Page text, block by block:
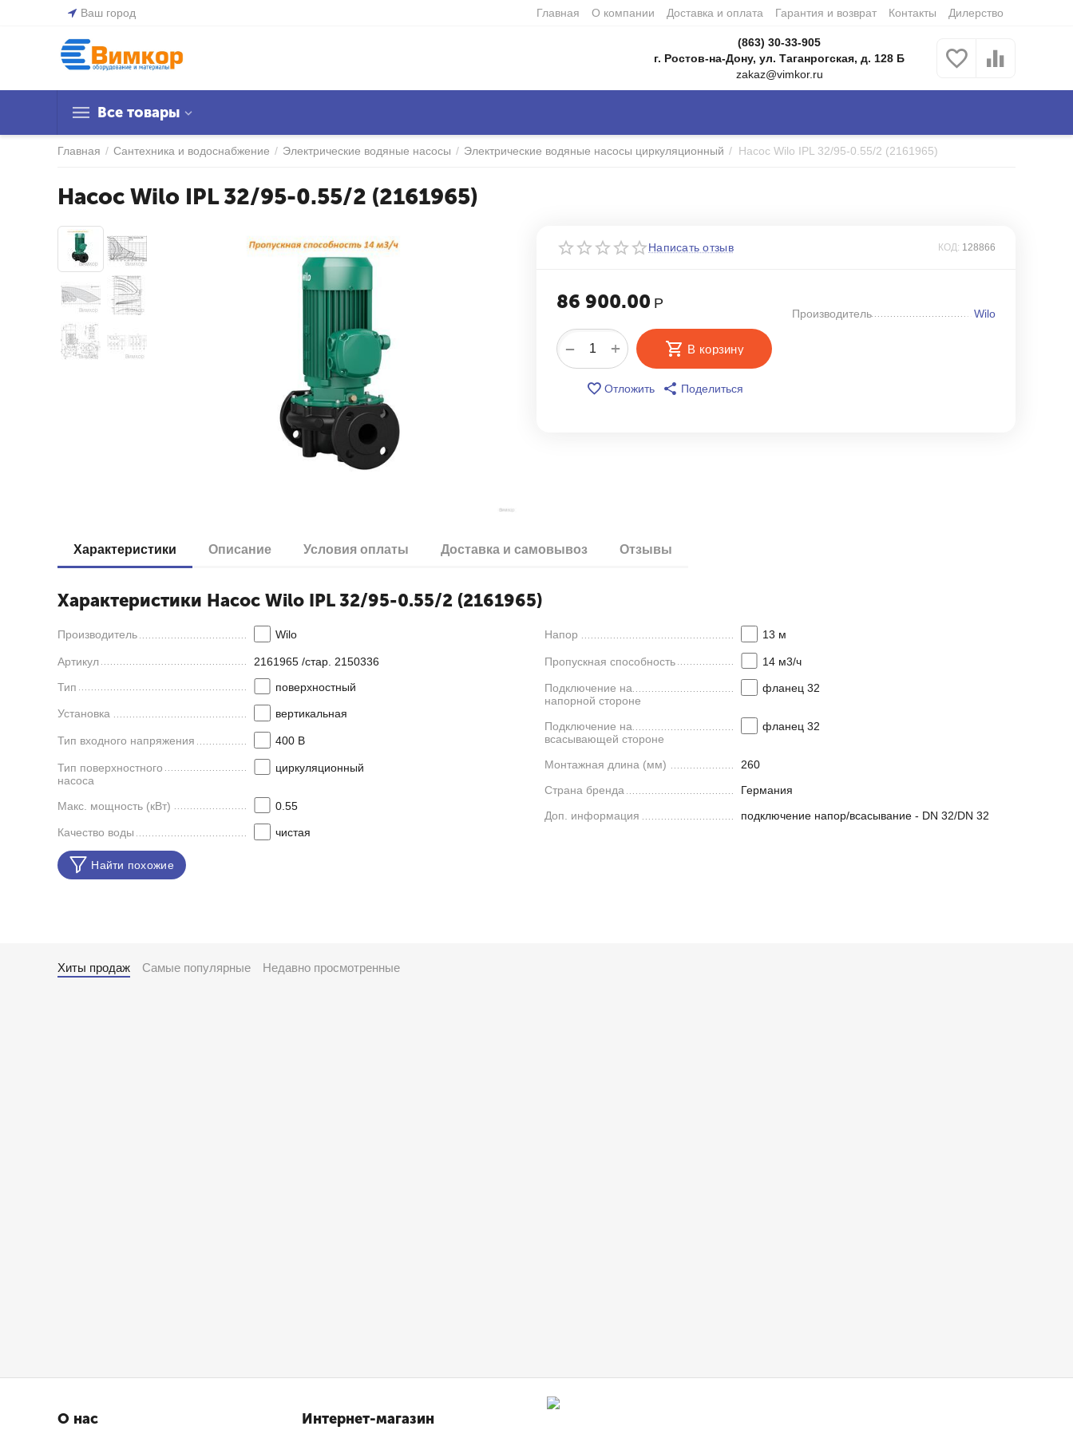
Ваш город Главная О компании Доставка и оплата Гарантия и возврат Контакты Дилерство
(863) 30-33-905
г. Ростов-на-Дону, ул. Таганрогская, д. 128 Б
zakaz@vimkor.ru
Все товары
Главная / Сантехника и водоснабжение / Электрические водяные насосы / Электрические водяные насосы циркуляционный / Насос Wilo IPL 32/95-0.55/2 (2161965)
Насос Wilo IPL 32/95-0.55/2 (2161965)
Написать отзыв КОД: 128866
86 900.00 Р
+
− В корзину
Отложить Поделиться
Производитель Wilo
Характеристики Описание Условия оплаты Доставка и самовывоз Отзывы
Характеристики Насос Wilo IPL 32/95-0.55/2 (2161965)
Производитель Wilo
Артикул
2161965 /стар. 2150336
Тип
поверхностный
Установка вертикальная
Тип входного напряжения 400 В
Тип поверхностного
насоса
циркуляционный
Макс. мощность (кВт) 0.55
Качество воды чистая
Напор 13 м
Пропускная способность 14 м3/ч
Подключение на
напорной стороне
фланец 32
Подключение на
всасывающей стороне
фланец 32
Монтажная длина (мм)
260
Страна бренда
Германия
Доп. информация
подключение напор/всасывание - DN 32/DN 32
Найти похожие
Хиты продаж Самые популярные Недавно просмотренные
О нас Интернет-магазин